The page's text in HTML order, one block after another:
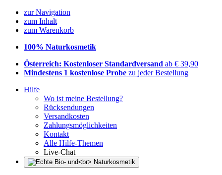
zur Navigation
zum Inhalt
zum Warenkorb
100% Naturkosmetik
Österreich: Kostenloser Standardversand ab € 39,90
Mindestens 1 kostenlose Probe zu jeder Bestellung
Hilfe
Wo ist meine Bestellung?
Rücksendungen
Versandkosten
Zahlungsmöglichkeiten
Kontakt
Alle Hilfe-Themen
Live-Chat